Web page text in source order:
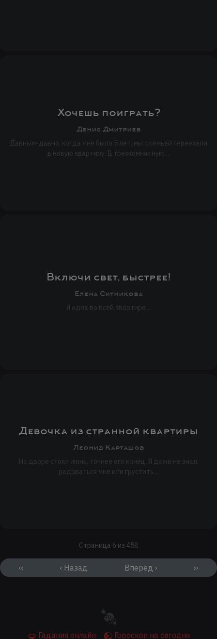
Хочешь поиграть?
Денис Дмитриев
Давным-давно, когда мне было 5 лет, мы с семьей переехали
в новую квартиру. В трехкомнатную…
Включи свет, быстрее!
Елена Ситникова
Я одна во всей квартире…
Девочка из странной квартиры
Леонид Карташов
На дворе стоял июнь, точнее его конец. Я даже не знал,
радоваться мне или грустить…
Страница 6 из 458
‹‹ ‹ Назад Вперед › ››
Гадания онлайн Гороскоп на сегодня